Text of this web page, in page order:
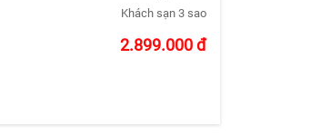
Khách sạn 3 sao
2.899.000đ